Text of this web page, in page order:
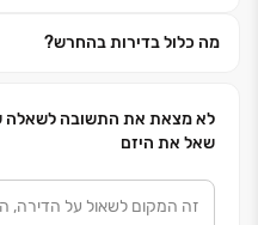
מה כלול בדירות בהחרש?
לא מצאת את התשובה לשאלה
שאל את היזם